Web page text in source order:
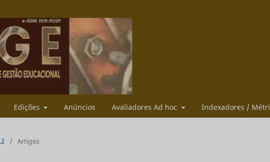
Edições Anúncios Avaliadores Ad hoc Indexadores /
/ Artigos